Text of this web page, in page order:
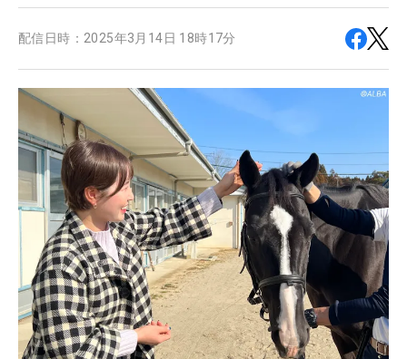
配信日時： 2025年3月14日 18時17分